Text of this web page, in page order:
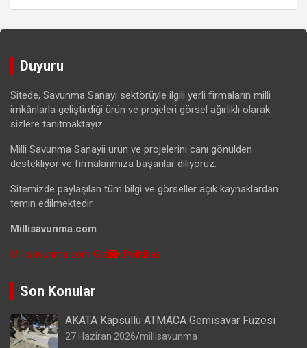
Duyuru
Sitede, Savunma Sanayi sektörüyle ilgili yerli firmaların milli
imkânlarla geliştirdiği ürün ve projeleri görsel ağırlıklı olarak
sizlere tanıtmaktayız.
Milli Savunma Sanayii ürün ve projelerini canı gönülden
destekliyor ve firmalarımıza başarılar diliyoruz.
Sitemizde paylaşılan tüm bilgi ve görseller açık kaynaklardan
temin edilmektedir.
Millisavunma.com
Millisavunma.com Gizlilik Politikası
Son Konular
AKATA Kapsüllü ATMACA Gemisavar Füzesi
27 Haziran 2026 millisavunma